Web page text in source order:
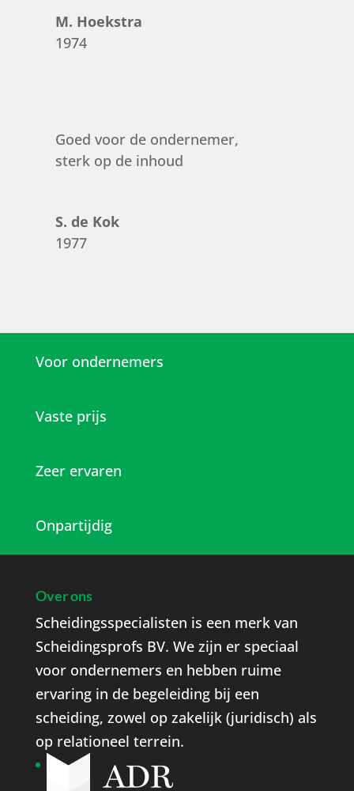
M. Hoekstra
1974
Goed voor de ondernemer,
sterk op de inhoud
S. de Kok
1977
Voor ondernemers
Vaste prijs
Zeer ervaren
Onpartijdig
Over ons
Scheidingsspecialisten is een merk van
Scheidingsprofs BV. We zijn er speciaal
voor ondernemers en hebben ruime
ervaring in de begeleiding bij een
scheiding, zowel op zakelijk (juridisch) als
op relationeel terrein.